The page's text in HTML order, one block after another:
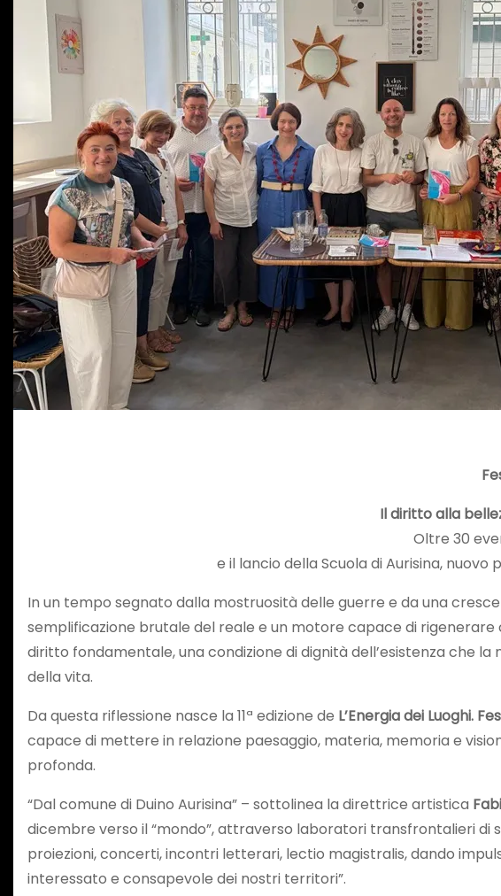
Il diritto alla
Oltre 30
e il lancio della Scuola di Aurisina,
In un tempo segnato dalla mostruosità delle guerre e da una
semplificazione brutale del reale e un motore capace di rigenerare
diritto fondamentale, una condizione di dignità dell’esistenza che
della vita.
Da questa riflessione nasce la 11ª edizione de L’Energia dei Luoghi.
capace di mettere in relazione paesaggio, materia, memoria e
profonda.
“Dal comune di Duino Aurisina” – sottolinea la direttrice artistica
dicembre verso il “mondo”, attraverso laboratori transfrontalieri
proiezioni, concerti, incontri letterari, lectio magistralis, dando
interessato e consapevole dei nostri territori”.